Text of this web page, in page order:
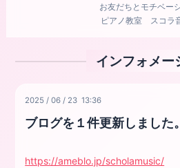
お友だちとモチベー
ピアノ教室 スコラ
インフォメー
2025 /06 / 23 13:36
ブログを１件更新しました。
https://ameblo.jp/scholamusic/